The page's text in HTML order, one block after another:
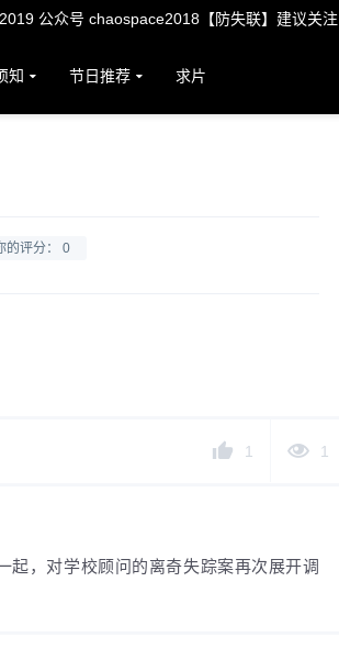
公众号 chaospace2018【防失联】建议关注
知 节日推荐 求片
的评分： 0
1 1
起，对学校顾问的离奇失踪案再次展开调